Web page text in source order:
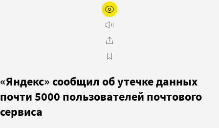
«Яндекс» сообщил об утечке данных
почти 5000 пользователей почтового
сервиса